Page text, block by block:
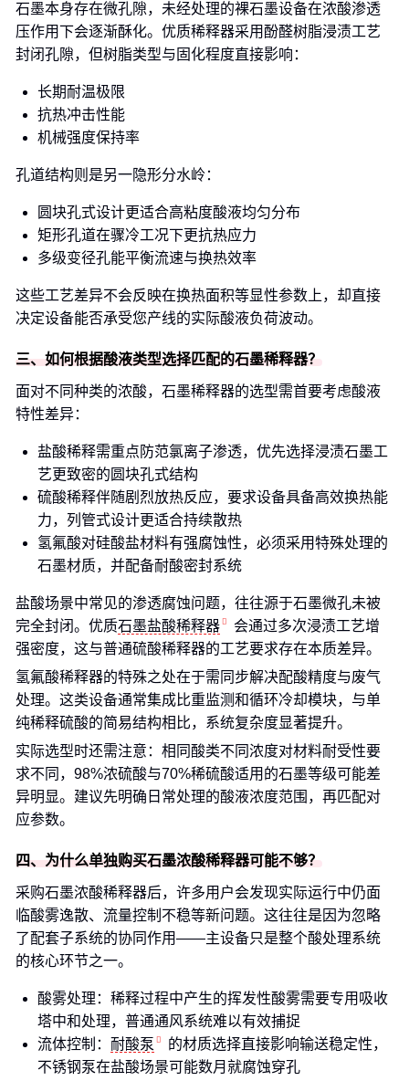
石墨本身存在微孔隙，未经处理的裸石墨设备在浓酸渗透
压作用下会逐渐酥化。优质稀释器采用酚醛树脂浸渍工艺
封闭孔隙，但树脂类型与固化程度直接影响：
长期耐温极限
抗热冲击性能
机械强度保持率
孔道结构则是另一隐形分水岭：
圆块孔式设计更适合高粘度酸液均匀分布
矩形孔道在骤冷工况下更抗热应力
多级变径孔能平衡流速与换热效率
这些工艺差异不会反映在换热面积等显性参数上，却直接
决定设备能否承受您产线的实际酸液负荷波动。
三、如何根据酸液类型选择匹配的石墨稀释器？
面对不同种类的浓酸，石墨稀释器的选型需首要考虑酸液
特性差异：
盐酸稀释需重点防范氯离子渗透，优先选择浸渍石墨工
艺更致密的圆块孔式结构
硫酸稀释伴随剧烈放热反应，要求设备具备高效换热能
力，列管式设计更适合持续散热
氢氟酸对硅酸盐材料有强腐蚀性，必须采用特殊处理的
石墨材质，并配备耐酸密封系统
盐酸场景中常见的渗透腐蚀问题，往往源于石墨微孔未被
完全封闭。优质石墨盐酸稀释器
会通过多次浸渍工艺增
强密度，这与普通硫酸稀释器的工艺要求存在本质差异。
氢氟酸稀释器的特殊之处在于需同步解决配酸精度与废气
处理。这类设备通常集成比重监测和循环冷却模块，与单
纯稀释硫酸的简易结构相比，系统复杂度显著提升。
实际选型时还需注意：相同酸类不同浓度对材料耐受性要
求不同，98%浓硫酸与70%稀硫酸适用的石墨等级可能差
异明显。建议先明确日常处理的酸液浓度范围，再匹配对
应参数。
四、为什么单独购买石墨浓酸稀释器可能不够？
采购石墨浓酸稀释器后，许多用户会发现实际运行中仍面
临酸雾逸散、流量控制不稳等新问题。这往往是因为忽略
了配套子系统的协同作用——主设备只是整个酸处理系统
的核心环节之一。
酸雾处理：稀释过程中产生的挥发性酸雾需要专用吸收
塔中和处理，普通通风系统难以有效捕捉
流体控制： 耐酸泵
的材质选择直接影响输送稳定性，
不锈钢泵在盐酸场景可能数月就腐蚀穿孔